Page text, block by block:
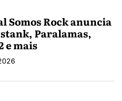
Somos Rock anuncia
Paralamas,
e mais